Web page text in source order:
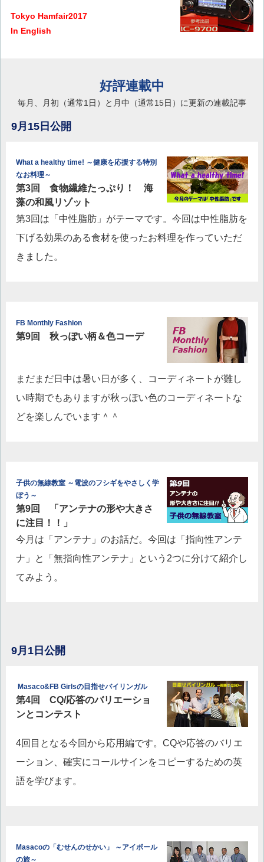
Tokyo Hamfair2017
In English
好評連載中
毎月、月初（通常1日）と月中（通常15日）に更新の連載記事
9月15日公開
What a healthy time! ～健康を応援する特別
なお料理～
第3回 食物繊維たっぷり！ 海
藻の和風リゾット
第3回は「中性脂肪」がテーマです。今回は中性脂肪を
下げる効果のある食材を使ったお料理を作っていただ
きました。
FB Monthly Fashion
第9回 秋っぽい柄＆色コーデ
まだまだ日中は暑い日が多く、コーディネートが難し
い時期でもありますが秋っぽい色のコーディネートな
どを楽しんでいます＾＾
子供の無線教室 ～電波のフシギをやさしく学
ぼう～
第9回 「アンテナの形や大きさ
に注目！！」
今月は「アンテナ」のお話だ。今回は「指向性アンテ
ナ」と「無指向性アンテナ」という2つに分けて紹介し
てみよう。
9月1日公開
Masaco&FB Girlsの目指せバイリンガル
第4回 CQ/応答のバリエーショ
ンとコンテスト
4回目となる今回から応用編です。CQや応答のバリエ
ーション、確実にコールサインをコピーするための英
語を学びます。
Masacoの「むせんのせかい」 ～アイボール
の旅～